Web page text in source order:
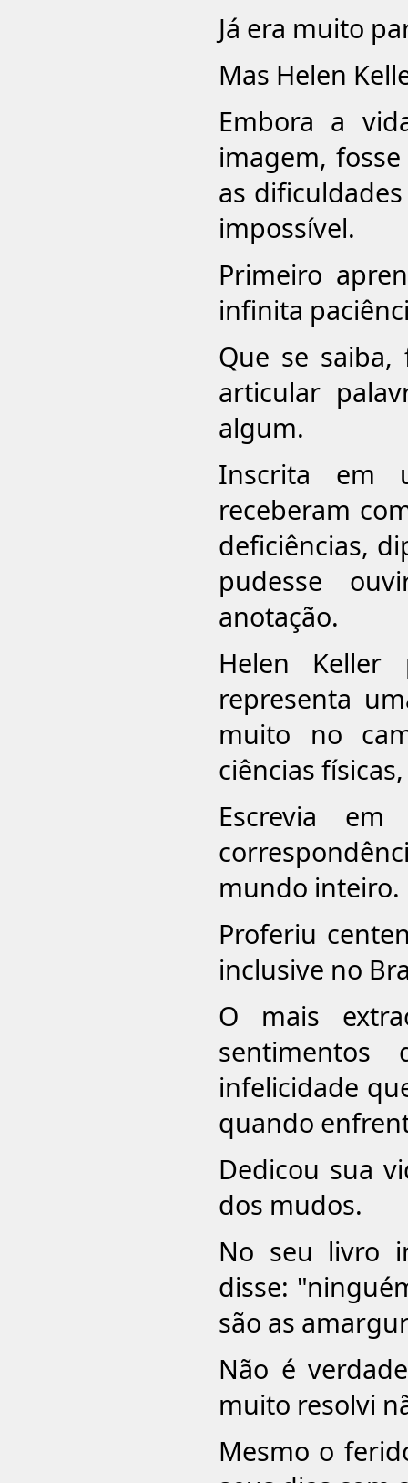
Já era muito
Mas Helen
Embora a
imagem,
as
impossível.
Primeiro
infinita
Que se
articular
algum.
Inscrita em
receberam
deficiências,
pudesse
anotação.
Helen
representa
muito no
ciências
Escrevia
mundo inteiro.
Proferiu
inclusive no
O mais
sentimentos
infelicidade
quando
Dedicou sua
dos mudos.
No seu livro
disse:
são as
Não é
muito resolvi
Mesmo o